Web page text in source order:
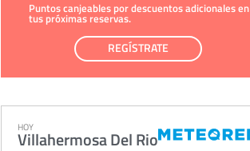
Puntos canjeables por descuentos adicionales en
tus próximas reservas.
REGÍSTRATE
HOY
Villahermosa Del Rio